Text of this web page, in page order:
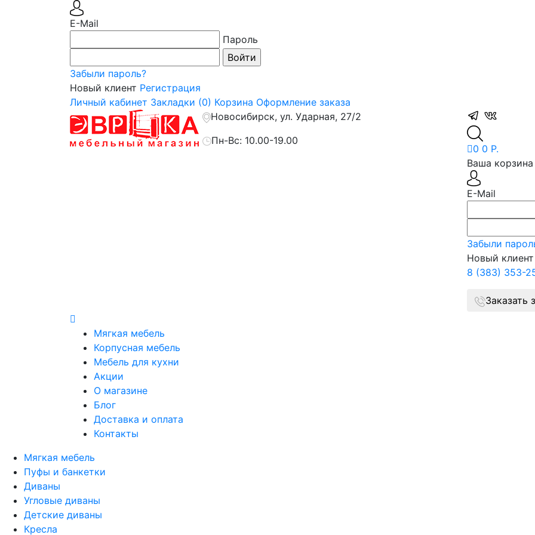
E-Mail
Пароль
Забыли пароль?
Новый клиент Регистрация
Личный кабинет Закладки (0) Корзина Оформление заказа
Новосибирск, ул. Ударная, 27/2
Пн-Вс: 10.00-19.00
0 0 Р.
Ваша корзина
E-Mail
Забыли
Новый клиент
8 (383) 353-
Заказать
Мягкая мебель
Корпусная мебель
Мебель для кухни
Акции
О магазине
Блог
Доставка и оплата
Контакты
Мягкая мебель
Пуфы и банкетки
Диваны
Угловые диваны
Детские диваны
Кресла